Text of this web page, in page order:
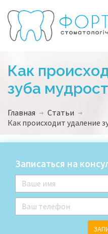
Как
зуба
Главная
Статьи
Как происходит удаление
Записаться на